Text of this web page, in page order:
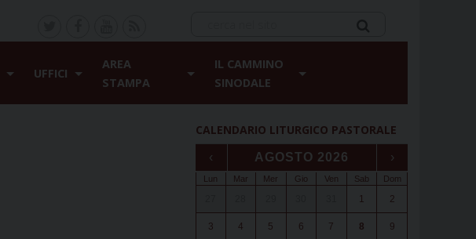
UFFICI
AREA
STAMPA
IL CAMMINO
SINODALE
CALENDARIO LITURGICO PASTORALE
‹ AGOSTO 2026 ›
Lun Mar Mer Gio Ven Sab Dom
1 2
3 4 5 6 7 8 9